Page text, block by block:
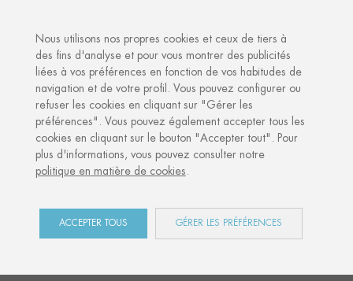
"Irulegiko eskua”
Un cadeau de notre passé.
DÉCOUVREZ-LE
Nous utilisons nos propres cookies et ceux de tiers à
des fins d'analyse et pour vous montrer des publicités
liées à vos préférences en fonction de vos habitudes de
navigation et de votre profil. Vous pouvez configurer ou
refuser les cookies en cliquant sur "Gérer les
préférences". Vous pouvez également accepter tous les
cookies en cliquant sur le bouton "Accepter tout". Pour
plus d'informations, vous pouvez consulter notre
politique en matière de cookies.
ACCEPTER TOUS GÉRER LES PRÉFÉRENCES